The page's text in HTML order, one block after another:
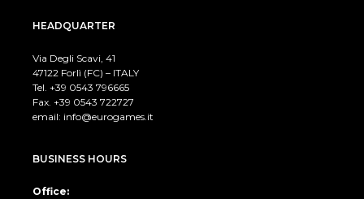
HEADQUARTER
Via Degli Scavi, 41
47122 Forlì (FC) – ITALY
Tel. +39 0543 796665
Fax. +39 0543 722727
email: info@eurogames.it
BUSINESS HOURS
Office: